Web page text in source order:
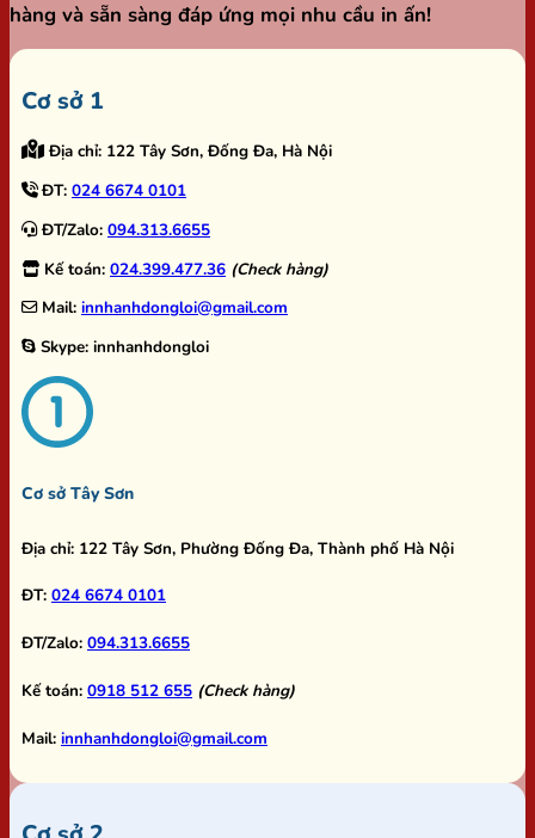
hàng và sẵn sàng đáp ứng mọi nhu cầu in ấn!
Cơ sở 1
Địa chỉ: 122 Tây Sơn, Đống Đa, Hà Nội
ĐT: 024 6674 0101
ĐT/Zalo: 094.313.6655
Kế toán: 024.399.477.36 (Check hàng)
Mail: innhanhdongloi@gmail.com
Skype: innhanhdongloi
Cơ sở Tây Sơn
Địa chỉ: 122 Tây Sơn, Phường Đống Đa, Thành phố Hà Nội
ĐT: 024 6674 0101
ĐT/Zalo: 094.313.6655
Kế toán: 0918 512 655 (Check hàng)
Mail: innhanhdongloi@gmail.com